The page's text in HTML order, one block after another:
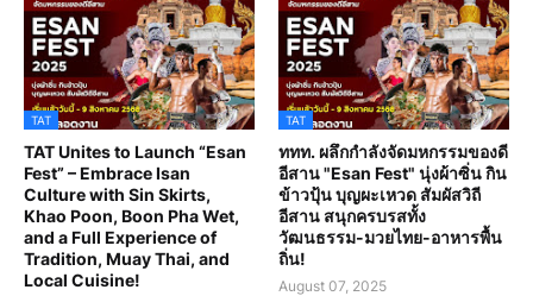
TAT
TAT Unites to Launch “Esan
Fest” – Embrace Isan
Culture with Sin Skirts,
Khao Poon, Boon Pha Wet,
and a Full Experience of
Tradition, Muay Thai, and
Local Cuisine!
TAT
ททท. ผลึกกำลังจัดมหกรรมของดี
อีสาน "Esan Fest" นุ่งผ้าซิ่น กิน
ข้าวปุ้น บุญผะเหวด สัมผัสวิถี
อีสาน สนุกครบรสทั้ง
วัฒนธรรม-มวยไทย-อาหารพื้น
ถิ่น!
August 07, 2025